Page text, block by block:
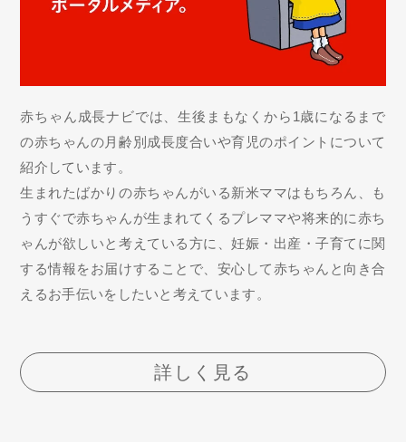
赤ちゃん成長ナビでは、生後まもなくから1歳になるまで
の赤ちゃんの月齢別成長度合いや育児のポイントについて
紹介しています。
生まれたばかりの赤ちゃんがいる新米ママはもちろん、も
うすぐで赤ちゃんが生まれてくるプレママや将来的に赤ち
ゃんが欲しいと考えている方に、妊娠・出産・子育てに関
する情報をお届けすることで、安心して赤ちゃんと向き合
えるお手伝いをしたいと考えています。
詳しく見る